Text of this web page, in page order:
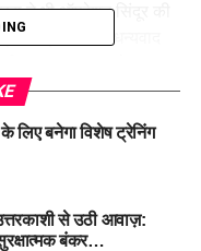
ने भी ऑपरेशन सिंदूर की
नरेंद्र मोदी को धन्यवाद
वाली नहीं हैं, इसलिए
समर्थन किया है। संघ
है कि पाकिस्तान को कड़ा
लिए बनेगा विशेष ट्रेनिंग
से उठी आवाज़:
बंकर…